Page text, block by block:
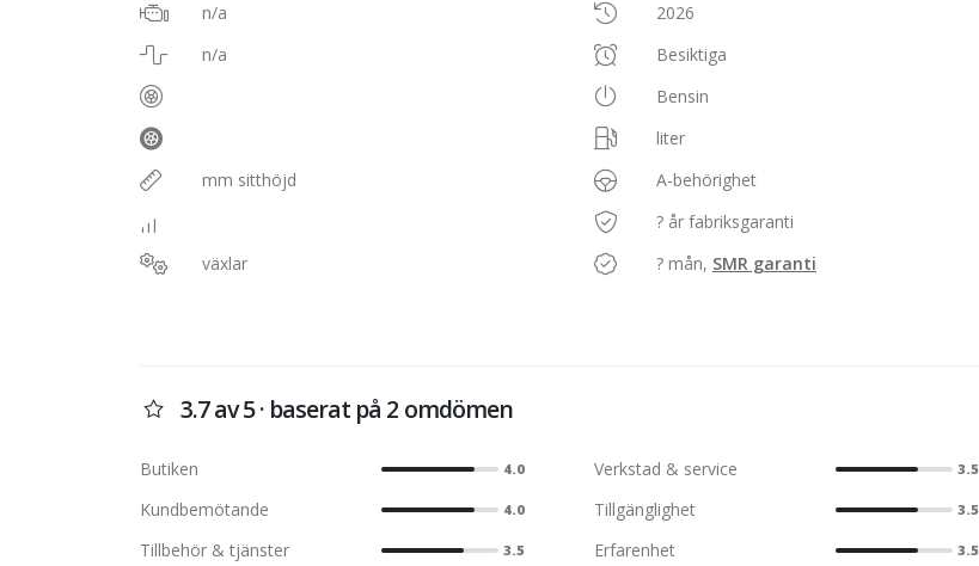
n/a
n/a
mm sitthöjd
växlar
2026
Besiktiga
Bensin
liter
A-behörighet
? år fabriksgaranti
? mån, SMR garanti
3.7 av 5 · baserat på 2 omdömen
Butiken 4.0 Verkstad & service 3.5
Kundbemötande 4.0 Tillgänglighet 3.5
Tillbehör & tjänster 3.5 Erfarenhet 3.5